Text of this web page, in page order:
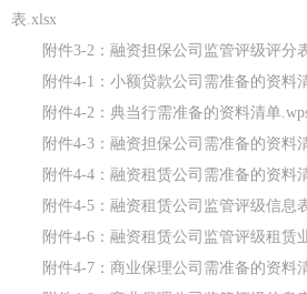
表.xlsx
附件3-2：融资担保公司监管评级评分
附件4-1：小额贷款公司需准备的资料
附件4-2：典当行需准备的资料清单
附件4-3：融资担保公司需准备的资料
附件4-4：融资租赁公司需准备的资料
附件4-5：融资租赁公司监管评级信息
附件4-6：融资租赁公司监管评级租赁
附件4-7：商业保理公司需准备的资料